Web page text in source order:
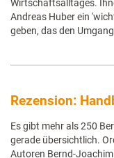
Wirtschaftsalltages.
Andreas Huber ein
geben, das den Umgang
Rezension:
Es gibt mehr als 250
gerade übersichtlich.
Autoren Bernd-